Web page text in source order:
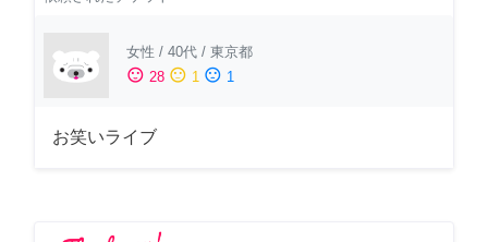
女性 / 40代 / 東京都
sentiment_satisfied 28 sentiment_neutral 1 sentiment_dissatisfied 1
お笑いライブ